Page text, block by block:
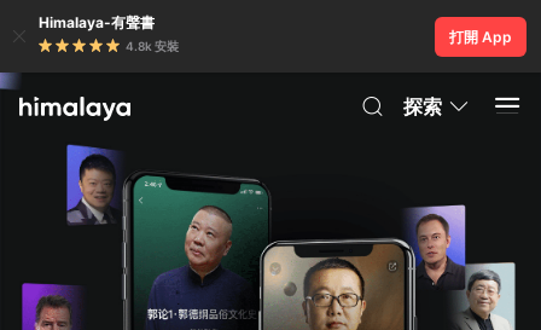
Himalaya-有聲書
4.8k 安裝
打開 App
探索